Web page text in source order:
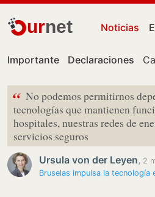
urnet Noticias
Importante Declaraciones
“ No podemos permitirnos
tecnologías que mantienen
hospitales, nuestras redes de
servicios seguros
Ursula von der Leyen, 2